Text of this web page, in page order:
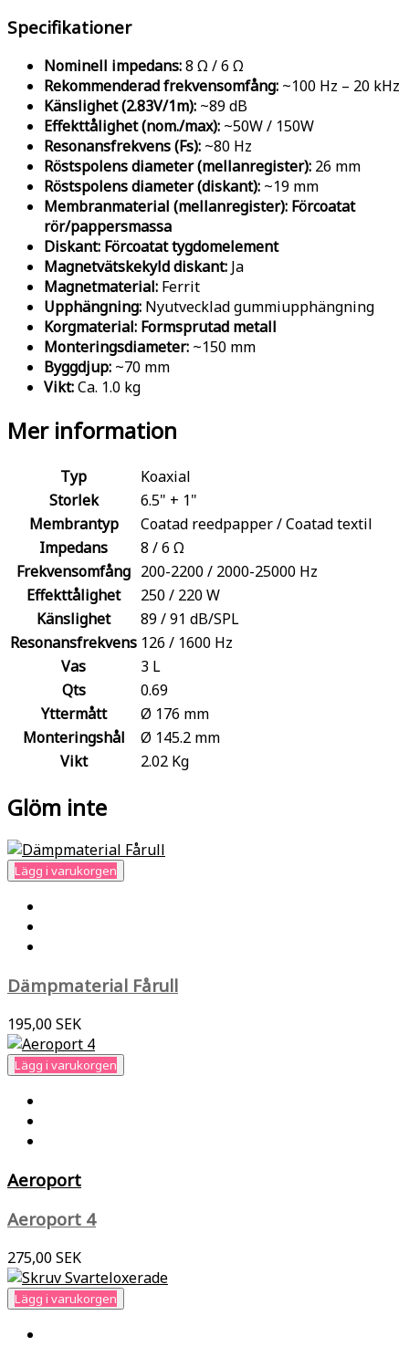
Specifikationer
Nominell impedans:8 Ω / 6 Ω
Rekommenderad frekvensomfång: ~100 Hz – 20 kHz
Känslighet (2.83V/1m): ~89 dB
Effekttålighet (nom./max): ~50W / 150W
Resonansfrekvens (Fs): ~80 Hz
Röstspolens diameter (mellanregister): 26 mm
Röstspolens diameter (diskant): ~19 mm
Membranmaterial (mellanregister): Förcoatat
rör/pappersmassa
Diskant: Förcoatat tygdomelement
Magnetvätskekyld diskant: Ja
Magnetmaterial: Ferrit
Upphängning: Nyutvecklad gummiupphängning
Korgmaterial: Formsprutad metall
Monteringsdiameter: ~150 mm
Byggdjup: ~70 mm
Vikt:Ca. 1.0 kg
Mer information
Typ
Koaxial
Storlek
6.5" + 1"
Membrantyp
Coatad reedpapper / Coatad textil
Impedans
8 / 6 Ω
Frekvensomfång 200-2200 / 2000-25000 Hz
Effekttålighet
250 / 220 W
Känslighet
89 / 91 dB/SPL
Resonansfrekvens 126 / 1600 Hz
Vas
3 L
Qts
0.69
Yttermått
Ø 176 mm
Monteringshål
Ø 145.2 mm
Vikt
2.02 Kg
Glöm inte
Lägg i varukorgen
Dämpmaterial Fårull
195,00 SEK
Lägg i varukorgen
Aeroport
Aeroport 4
275,00 SEK
Lägg i varukorgen